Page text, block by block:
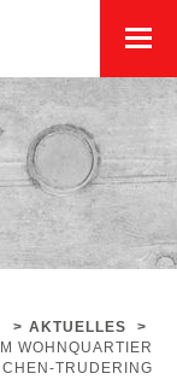
> AKTUELLES
>
WOHNQUARTIER
TRUDERING